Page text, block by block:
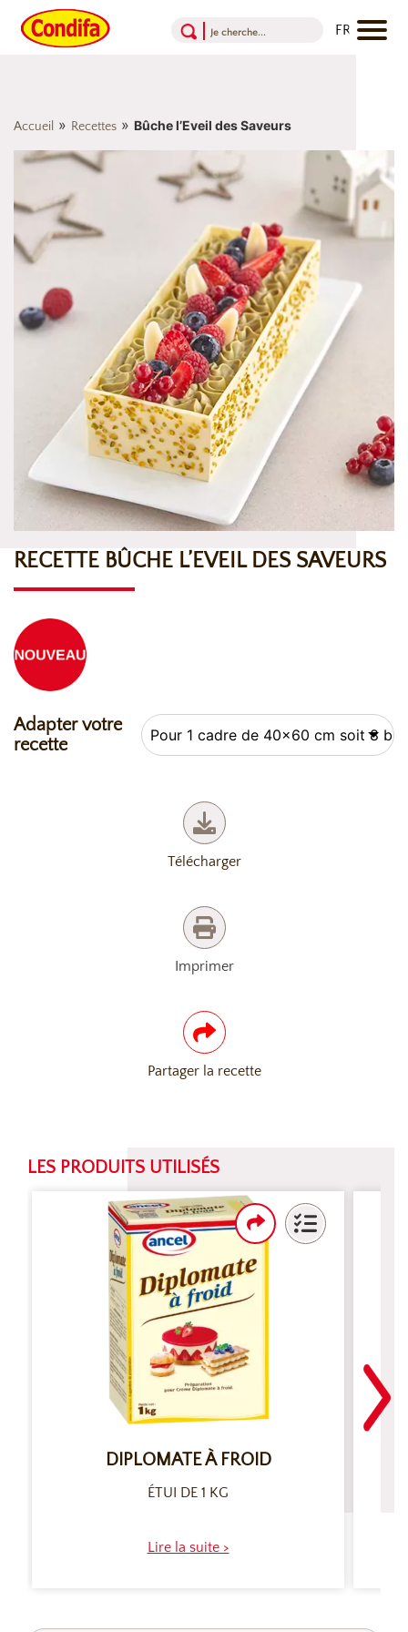
Accueil » Recettes » Bûche l’Eveil des Saveurs
RECETTE BÛCHE L’EVEIL DES SAVEURS
Adapter votre
recette
Télécharger
Imprimer
Partager la recette
LES PRODUITS UTILISÉS
DIPLOMATE À FROID
ÉTUI DE 1 KG
Lire la suite >